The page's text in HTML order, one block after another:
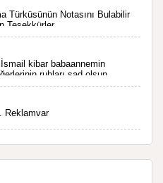
Türküsünün Notasını Bulabilir
Teşekkürler.
kibar babaannemin
ruhları şad olsun.
Reklamvar